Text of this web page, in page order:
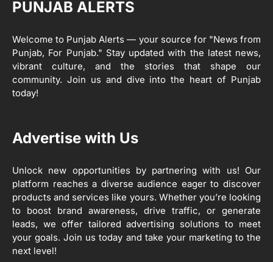
Editor
2
ਖੇਤੀਬਾੜੀ ਵਿਭਾਗ ਵੱਲੋਂ ‘ਮਿਸ਼ਨ ਫਾਰ ਕਾਟਨ
ਪ੍ਰੋਡਕਟੀਵਿਟੀ’ ਅਧੀਨ ਪਿੰਡ ਬਧਾਈ ਵਿਖੇ ‘ਖੇਤ
ਰਾਸ਼ਟਰੀ ਮਨੁੱਖੀ ਅਧਿਕਾਰ ਕਮਿਸ਼ਨ ਦੇ ਮੈਂਬਰ
ਸਕੀਮਾਂ ਦਾ ਜਾਇਜ਼ਾ
Editor
4
ਹੁਸ਼ਿਆਰਪੁਰ ਜ਼ਿਲ੍ਹੇ ਵ‘ ਈ.ਐੱਫ. ਡਿਜੀਟਾਈਜ਼ੇਸ਼ਨ
ਦਾ ਕੰਮ 99.92 ਫੀਸਦੀ ਮੁਕੰਮਲ: ਜ਼ਿਲ੍ਹਾ ਚੋਣ
ਅਫ਼ਸਰ
Editor
PUNJAB ALERTS
Welcome to Punjab Alerts — your source for "News from
Punjab, For Punjab." Stay updated with the latest news,
vibrant culture, and the stories that shape our
community. Join us and dive into the heart of Punjab
today!
Advertise with Us
Unlock new opportunities by partnering with us! Our
platform reaches a diverse audience eager to discover
products and services like yours. Whether you’re looking
to boost brand awareness, drive traffic, or generate
leads, we offer tailored advertising solutions to meet
your goals. Join us today and take your marketing to the
next level!